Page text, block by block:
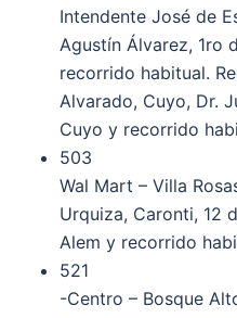
Intendente José de
Agustín Álvarez, 1ro
recorrido habitual.
Alvarado, Cuyo, Dr.
Cuyo y recorrido
503
Wal Mart – Villa
Urquiza, Caronti, 12
Alem y recorrido
521
-Centro – Bosque